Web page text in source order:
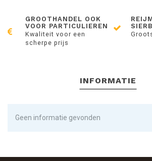
GROOTHANDEL OOK
VOOR PARTICULIEREN
Kwaliteit voor een
scherpe prijs
INFORMATIE
Geen informatie gevonden